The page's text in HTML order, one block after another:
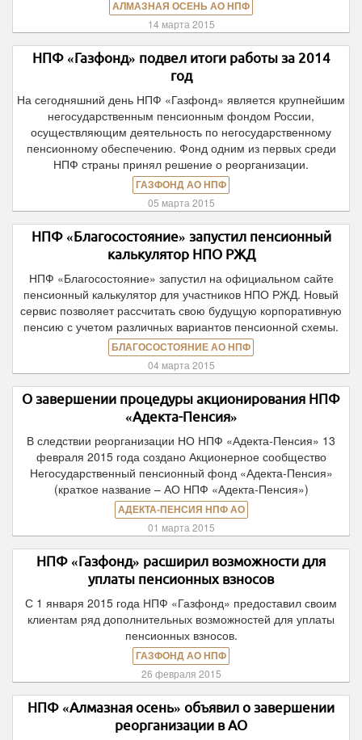
АЛМАЗНАЯ ОСЕНЬ АО НПФ
14 марта 2015
НПФ «Газфонд» подвел итоги работы за 2014
год
На сегодняшний день НПФ «Газфонд» является крупнейшим
негосударственным пенсионным фондом России,
осуществляющим деятельность по негосударственному
пенсионному обеспечению. Фонд одним из первых среди
НПФ страны принял решение о реорганизации.
ГАЗФОНД АО НПФ
05 марта 2015
НПФ «Благосостояние» запустил пенсионный
калькулятор НПО РЖД
НПФ «Благосостояние» запустил на официальном сайте
пенсионный калькулятор для участников НПО РЖД. Новый
сервис позволяет рассчитать свою будущую корпоративную
пенсию с учетом различных вариантов пенсионной схемы.
БЛАГОСОСТОЯНИЕ АО НПФ
04 марта 2015
О завершении процедуры акционирования НПФ
«Адекта-Пенсия»
В следствии реорганизации НО НПФ «Адекта-Пенсия» 13
февраля 2015 года создано Акционерное сообщество
Негосударственный пенсионный фонд «Адекта-Пенсия»
(краткое название – АО НПФ «Адекта-Пенсия»)
АДЕКТА-ПЕНСИЯ НПФ АО
01 марта 2015
НПФ «Газфонд» расширил возможности для
уплаты пенсионных взносов
С 1 января 2015 года НПФ «Газфонд» предоставил своим
клиентам ряд дополнительных возможностей для уплаты
пенсионных взносов.
ГАЗФОНД АО НПФ
26 февраля 2015
НПФ «Алмазная осень» объявил о завершении
реорганизации в АО